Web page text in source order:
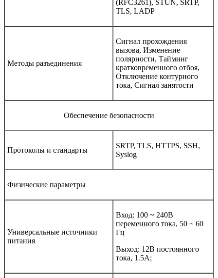
(RFC3261), STUN, SRTP,
TLS, LADP
Методы разъединения
Сигнал прохождения
вызова, Изменение
полярности, Тайминг
кратковременного отбоя,
Отключение контурного
тока, Сигнал занятости
Обеспечение безопасности
Протоколы и стандарты
SRTP, TLS, HTTPS, SSH,
Syslog
Физические параметры
Универсальные источники
питания
Вход: 100 ~ 240В
переменного тока, 50 ~ 60
Гц
Выход: 12В постоянного
тока, 1.5A;